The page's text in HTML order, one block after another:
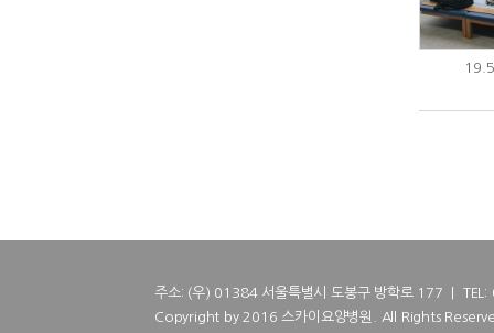
주소: (우) 01384 서울특별시 도봉구 방학로 177 |
Copyright by 2016 스카이요양병원. All Rights